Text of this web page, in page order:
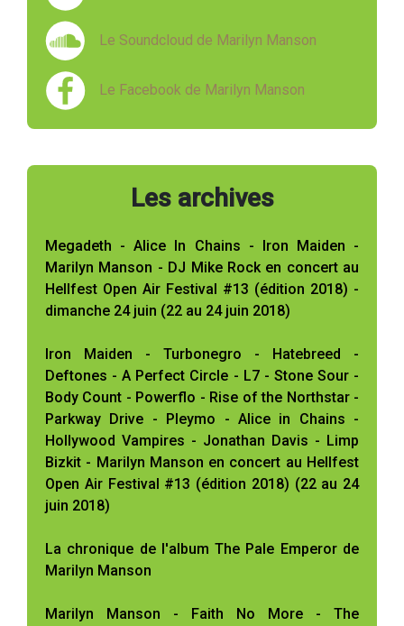
Le Soundcloud de Marilyn Manson
Le Facebook de Marilyn Manson
Les archives
Megadeth - Alice In Chains - Iron Maiden -
Marilyn Manson - DJ Mike Rock en concert au
Hellfest Open Air Festival #13 (édition 2018) -
dimanche 24 juin (22 au 24 juin 2018)
Iron Maiden - Turbonegro - Hatebreed -
Deftones - A Perfect Circle - L7 - Stone Sour -
Body Count - Powerflo - Rise of the Northstar -
Parkway Drive - Pleymo - Alice in Chains -
Hollywood Vampires - Jonathan Davis - Limp
Bizkit - Marilyn Manson en concert au Hellfest
Open Air Festival #13 (édition 2018) (22 au 24
juin 2018)
La chronique de l'album The Pale Emperor de
Marilyn Manson
Marilyn Manson - Faith No More - The